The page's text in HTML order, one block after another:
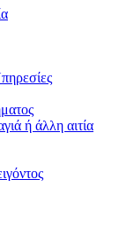
ή άλλη αιτία